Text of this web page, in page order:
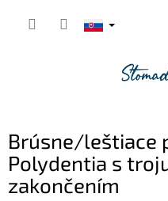
Brúsne/leštiace
Polydentia s
zakončením